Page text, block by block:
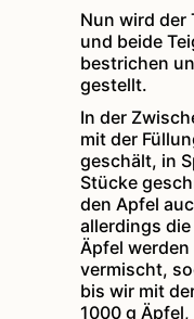
Nun wird der
und beide
bestrichen
gestellt.
In der
mit der
geschält, in
Stücke
den Apfel
allerdings
Äpfel
vermischt,
bis wir mit
1000 g Äpfel,